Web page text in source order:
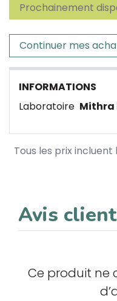
Prochainement
Continuer mes
INFORMATIONS
Laboratoire Mithra
Tous les prix incluent
Avis
Ce produit ne